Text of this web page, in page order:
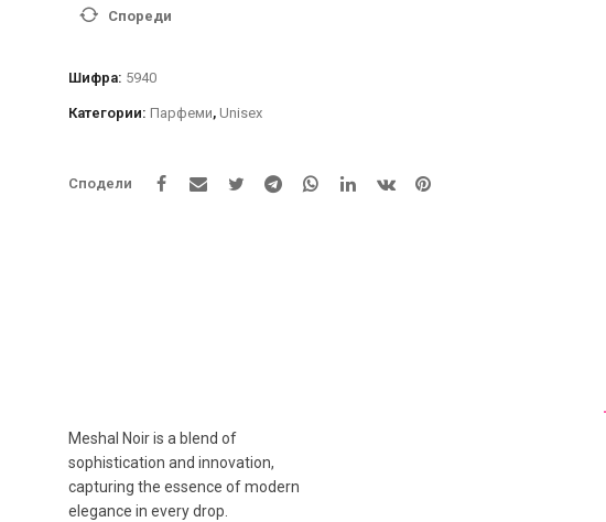
количина
Спореди
Шифра: 5940
Категории: Парфеми, Unisex
Сподели
Meshal Noir is a blend of
sophistication and innovation,
capturing the essence of modern
elegance in every drop.